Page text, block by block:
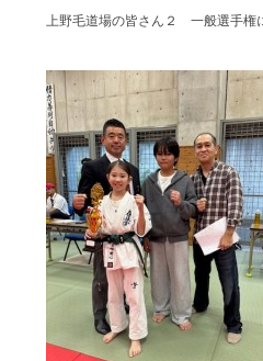
上野毛道場の皆さん２ 一般選手権